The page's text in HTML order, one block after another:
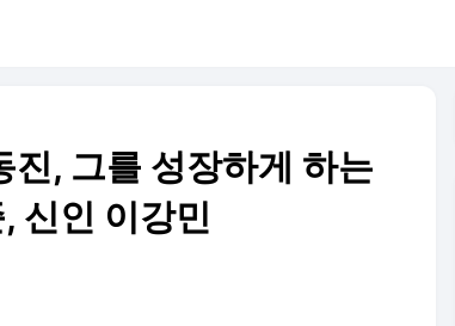
, 그를 성장하게 하는
신인 이강민